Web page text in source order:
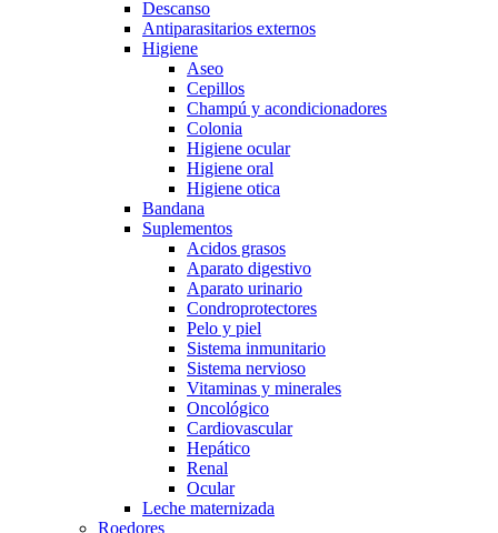
Descanso
Antiparasitarios externos
Higiene
Aseo
Cepillos
Champú y acondicionadores
Colonia
Higiene ocular
Higiene oral
Higiene otica
Bandana
Suplementos
Acidos grasos
Aparato digestivo
Aparato urinario
Condroprotectores
Pelo y piel
Sistema inmunitario
Sistema nervioso
Vitaminas y minerales
Oncológico
Cardiovascular
Hepático
Renal
Ocular
Leche maternizada
Roedores